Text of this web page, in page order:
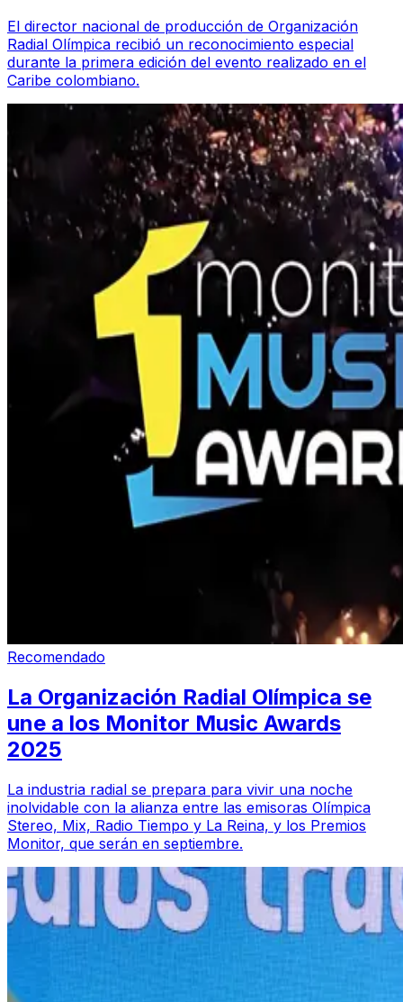
El director nacional de producción de Organización
Radial Olímpica recibió un reconocimiento especial
durante la primera edición del evento realizado en el
Caribe colombiano.
Recomendado
La Organización Radial Olímpica se
une a los Monitor Music Awards
2025
La industria radial se prepara para vivir una noche
inolvidable con la alianza entre las emisoras Olímpica
Stereo, Mix, Radio Tiempo y La Reina, y los Premios
Monitor, que serán en septiembre.